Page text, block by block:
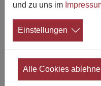
Innerhalb weniger
wichtige Urteile zur
beiden Fällen die
und zu uns im
Einstellungen
Alle Cookies